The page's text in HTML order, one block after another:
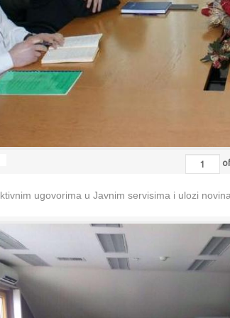
ugovorima u Javnim servisima i ulozi